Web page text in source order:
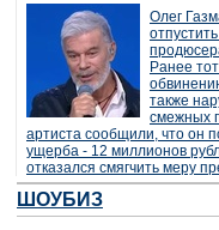
Олег
Ранее
также
смежных
артиста сообщили, что он
ущерба - 12 миллионов
отказался смягчить меру
ШОУБИЗ